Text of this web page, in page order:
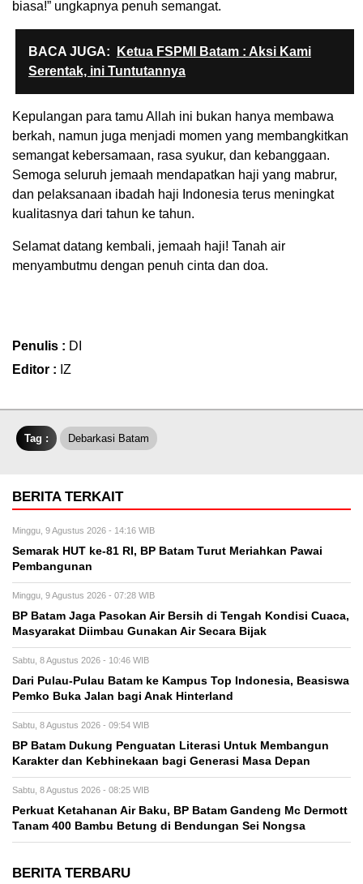
biasa!” ungkapnya penuh semangat.
BACA JUGA:
Ketua FSPMI Batam : Aksi Kami
Serentak, ini Tuntutannya
Kepulangan para tamu Allah ini bukan hanya membawa
berkah, namun juga menjadi momen yang membangkitkan
semangat kebersamaan, rasa syukur, dan kebanggaan.
Semoga seluruh jemaah mendapatkan haji yang mabrur,
dan pelaksanaan ibadah haji Indonesia terus meningkat
kualitasnya dari tahun ke tahun.
Selamat datang kembali, jemaah haji! Tanah air
menyambutmu dengan penuh cinta dan doa.
Penulis : DI
Editor : IZ
Tag : Debarkasi Batam
BERITA TERKAIT
Minggu, 9 Agustus 2026 - 14:16 WIB
Semarak HUT ke-81 RI, BP Batam Turut Meriahkan Pawai
Pembangunan
Minggu, 9 Agustus 2026 - 07:28 WIB
BP Batam Jaga Pasokan Air Bersih di Tengah Kondisi Cuaca,
Masyarakat Diimbau Gunakan Air Secara Bijak
Sabtu, 8 Agustus 2026 - 10:46 WIB
Dari Pulau-Pulau Batam ke Kampus Top Indonesia, Beasiswa
Pemko Buka Jalan bagi Anak Hinterland
Sabtu, 8 Agustus 2026 - 09:54 WIB
BP Batam Dukung Penguatan Literasi Untuk Membangun
Karakter dan Kebhinekaan bagi Generasi Masa Depan
Sabtu, 8 Agustus 2026 - 08:25 WIB
Perkuat Ketahanan Air Baku, BP Batam Gandeng Mc Dermott
Tanam 400 Bambu Betung di Bendungan Sei Nongsa
BERITA TERBARU